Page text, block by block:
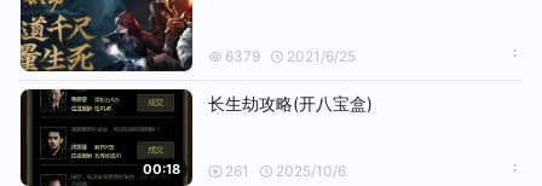
6379 2021/6/25
00:18
长生劫攻略(开八宝盒)
261 2025/10/6